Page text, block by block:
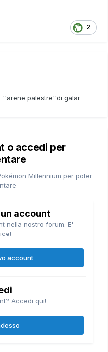
2
''arene palestre''di galar
o accedi per
Millennium per poter
account
nella nostro forum. E'
account
Accedi qui!